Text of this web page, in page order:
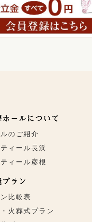
ールについて
のご紹介
ィール長浜
ィール彦根
ラン
比較表
火葬式プラン